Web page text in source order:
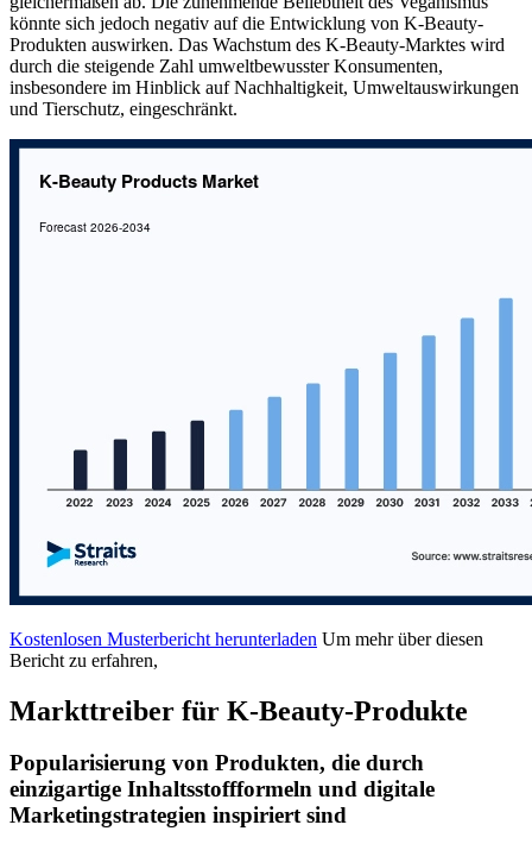
könnte sich jedoch negativ auf die Entwicklung von K-Beauty-
Produkten auswirken. Das Wachstum des K-Beauty-Marktes wird
durch die steigende Zahl umweltbewusster Konsumenten,
insbesondere im Hinblick auf Nachhaltigkeit, Umweltauswirkungen
und Tierschutz, eingeschränkt.
Kostenlosen Musterbericht herunterladen Um mehr über diesen
Bericht zu erfahren,
Markttreiber für K-Beauty-Produkte
Popularisierung von Produkten, die durch
einzigartige Inhaltsstoffformeln und digitale
Marketingstrategien inspiriert sind